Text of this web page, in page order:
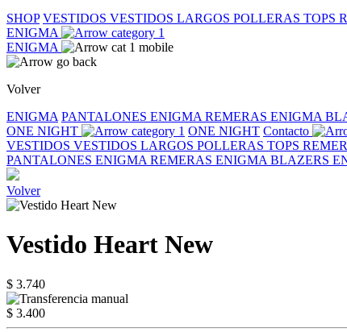
SHOP VESTIDOS VESTIDOS LARGOS POLLERAS TOPS
ENIGMA
ENIGMA
Volver
ENIGMA PANTALONES ENIGMA REMERAS ENIGMA
ONE NIGHT
ONE NIGHT Contacto
VESTIDOS VESTIDOS LARGOS POLLERAS TOPS
PANTALONES ENIGMA REMERAS ENIGMA BLAZERS
Volver
Vestido Heart New
$ 3.740
$ 3.400